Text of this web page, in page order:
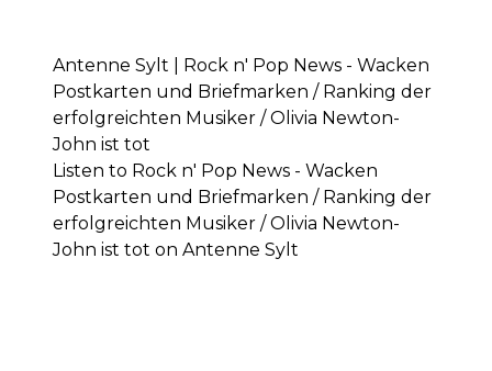
Antenne Sylt | Rock n' Pop News - Wacken
Postkarten und Briefmarken / Ranking der
erfolgreichten Musiker / Olivia Newton-
John ist tot
Listen to Rock n' Pop News - Wacken
Postkarten und Briefmarken / Ranking der
erfolgreichten Musiker / Olivia Newton-
John ist tot on Antenne Sylt